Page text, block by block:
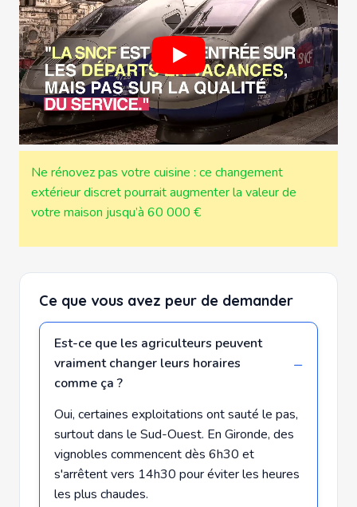
Ne rénovez pas votre cuisine : ce changement
extérieur discret pourrait augmenter la valeur de
votre maison jusqu’à 60 000 €
Ce que vous avez peur de demander
Est-ce que les agriculteurs peuvent
vraiment changer leurs horaires
comme ça ?
Oui, certaines exploitations ont sauté le pas,
surtout dans le Sud-Ouest. En Gironde, des
vignobles commencent dès 6h30 et
s'arrêtent vers 14h30 pour éviter les heures
les plus chaudes.